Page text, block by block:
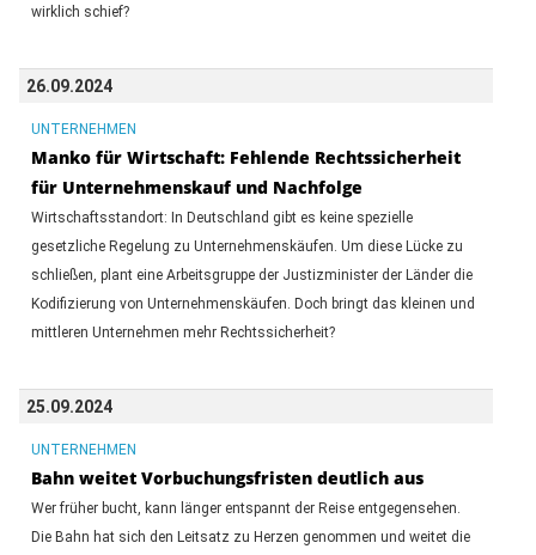
wirklich schief?
26.09.2024
UNTERNEHMEN
Manko für Wirtschaft: Fehlende Rechtssicherheit
für Unternehmenskauf und Nachfolge
Wirtschaftsstandort: In Deutschland gibt es keine spezielle
gesetzliche Regelung zu Unternehmenskäufen. Um diese Lücke zu
schließen, plant eine Arbeitsgruppe der Justizminister der Länder die
Kodifizierung von Unternehmenskäufen. Doch bringt das kleinen und
mittleren Unternehmen mehr Rechtssicherheit?
25.09.2024
UNTERNEHMEN
Bahn weitet Vorbuchungsfristen deutlich aus
Wer früher bucht, kann länger entspannt der Reise entgegensehen.
Die Bahn hat sich den Leitsatz zu Herzen genommen und weitet die